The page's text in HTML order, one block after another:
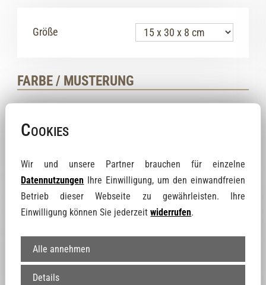
Größe
FARBE / MUSTERUNG
Variante A
Variante B 15 €
Cookies
Wir und unsere Partner brauchen für einzelne
Datennutzungen Ihre Einwilligung, um den einwandfreien
Betrieb dieser Webseite zu gewährleisten. Ihre
Einwilligung können Sie jederzeitwiderrufen.
Alle annehmen
Details